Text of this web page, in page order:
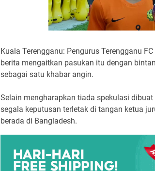
Kuala Terengganu: Pengurus Terengganu
berita mengaitkan pasukan itu dengan
sebagai satu khabar angin.
Selain mengharapkan tiada spekulasi
segala keputusan terletak di tangan ketua
berada di Bangladesh.